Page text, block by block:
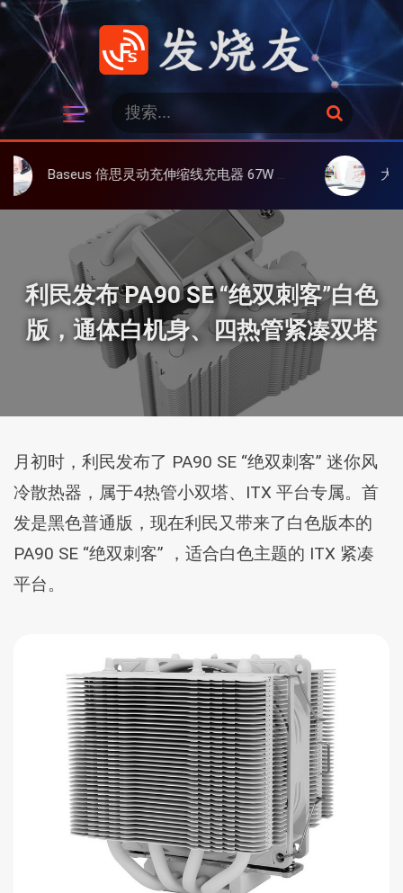
跳
发烧友
：
搜
索
Baseus 倍思灵动充伸缩线充电器 67W 3C，超耐用可伸缩线、氮化镓、3C多设备同时充 大上
利民发布 PA90 SE “绝双刺客”白色
版，通体白机身、四热管紧凑双塔
月初时，利民发布了 PA90 SE “绝双刺客” 迷你风
冷散热器，属于4热管小双塔、ITX 平台专属。首
发是黑色普通版，现在利民又带来了白色版本的
PA90 SE “绝双刺客” ，适合白色主题的 ITX 紧凑
平台。